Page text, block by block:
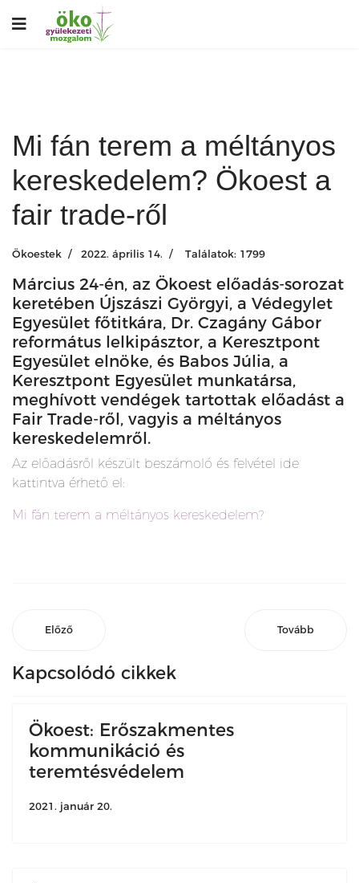
Mi fán terem a méltányos
kereskedelem? Ökoest a
fair trade-ről
Ökoestek 2022. április 14. Találatok: 1799
Március 24-én, az Ökoest előadás-sorozat
keretében Újszászi Györgyi, a Védegylet
Egyesület főtitkára, Dr. Czagány Gábor
református lelkipásztor, a Keresztpont
Egyesület elnöke, és Babos Júlia, a
Keresztpont Egyesület munkatársa,
meghívott vendégek tartottak előadást a
Fair Trade-ről, vagyis a méltányos
kereskedelemről.
Az előadásről készült beszámoló és felvétel ide
kattintva érhető el:
Mi fán terem a méltányos kereskedelem?
Előző Tovább
Kapcsolódó cikkek
Ökoest: Erőszakmentes
kommunikáció és
teremtésvédelem
2021. január 20.